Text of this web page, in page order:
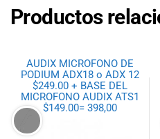
Productos
AUDIX MICROFONO DE
PODIUM ADX18 o ADX 12
$249.00 + BASE DEL
MICROFONO AUDIX ATS1
$149.00= 398,00